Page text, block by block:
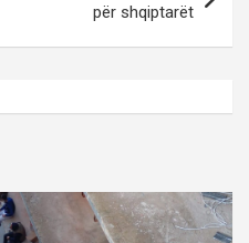
për shqiptarët